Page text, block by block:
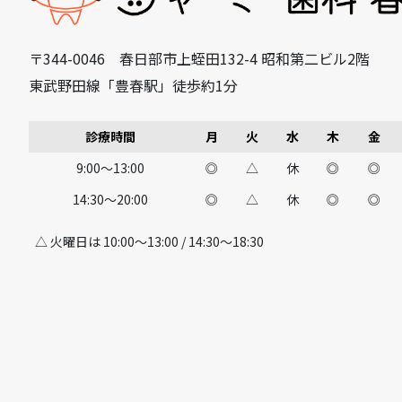
〒344-0046 春日部市上蛭田132-4 昭和第二ビル2階
東武野田線「豊春駅」徒歩約1分
診療時間 月 火 水 木
金
9:00～13:00
◎ △ 休 ◎
◎
14:30～20:00
◎ △ 休 ◎ ◎
△ 火曜日は 10:00～13:00 / 14:30～18:30